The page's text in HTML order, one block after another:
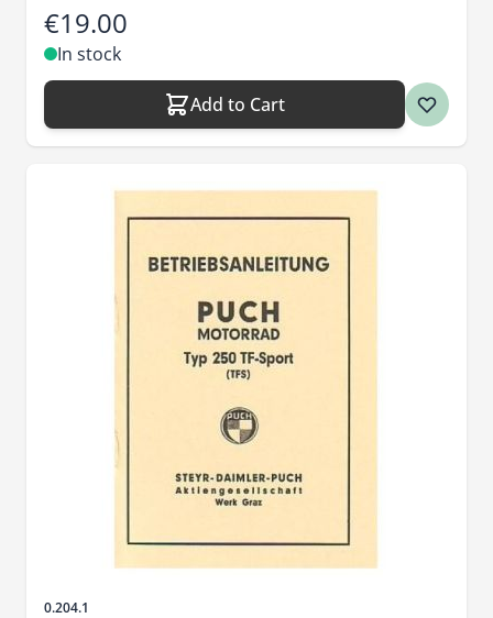
€19.00
In stock
Add to Cart
Sku
0.204.1